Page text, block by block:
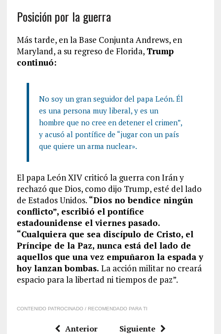
Posición por la guerra
Más tarde, en la Base Conjunta Andrews, en
Maryland, a su regreso de Florida, Trump
continuó:
No soy un gran seguidor del papa León. Él
es una persona muy liberal, y es un
hombre que no cree en detener el crimen”,
y acusó al pontífice de “jugar con un país
que quiere un arma nuclear».
El papa León XIV criticó la guerra con Irán y
rechazó que Dios, como dijo Trump, esté del lado
de Estados Unidos. “Dios no bendice ningún
conflicto”, escribió el pontífice
estadounidense el viernes pasado.
“Cualquiera que sea discípulo de Cristo, el
Príncipe de la Paz, nunca está del lado de
aquellos que una vez empuñaron la espada y
hoy lanzan bombas. La acción militar no creará
espacio para la libertad ni tiempos de paz”.
CONTENIDO PATROCINADO / RECOMENDADO PARA TI
Anterior Siguiente